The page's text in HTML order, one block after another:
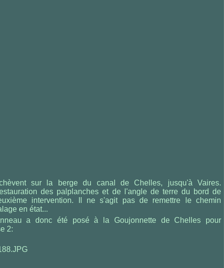
sur la berge du canal de Chelles, jusqu'à Vaires.
des palplanches et de l'angle de terre du bord de
intervention. Il ne s'agit pas de remettre le chemin
en état...
a donc été posé à la Goujonnette de Chelles pour
2: